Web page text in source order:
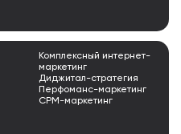
Комплексный интернет-
маркетинг
Диджитал-стратегия
Перфоманс-маркетинг
СРМ-маркетинг